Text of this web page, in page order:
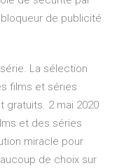
de publicité
La sélection
films et séries
gratuits. 2 mai 2020
et des séries
miracle pour
de choix sur